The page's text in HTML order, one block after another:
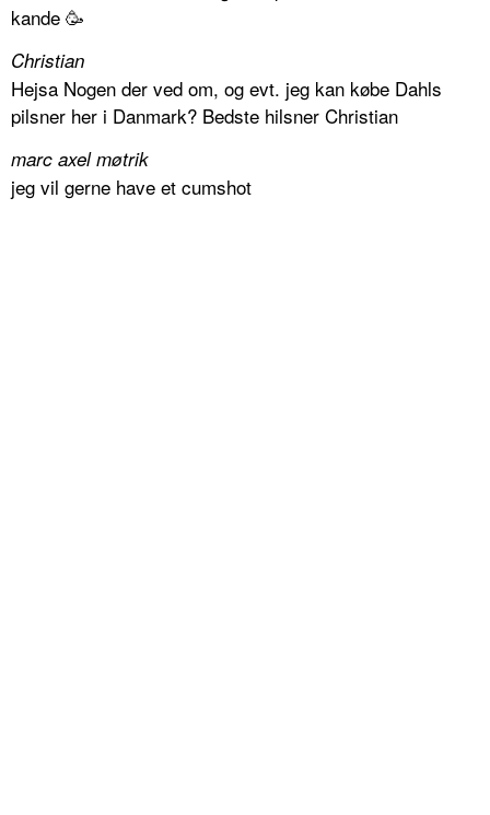
kande 🥳
Christian
Hejsa Nogen der ved om, og evt. jeg kan købe Dahls
pilsner her i Danmark? Bedste hilsner Christian
marc axel møtrik
jeg vil gerne have et cumshot